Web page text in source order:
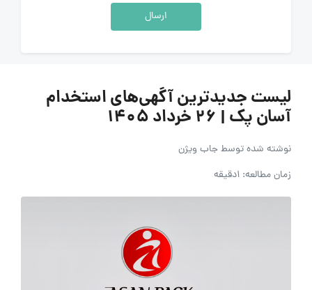
ارسال
لیست جدیدترین آگهی‌های استخدام
آسان پک | ۲۶ خرداد ۱۴۰۵
نوشته شده توسطجاب ویژن
زمان مطالعه: 1دقیقه